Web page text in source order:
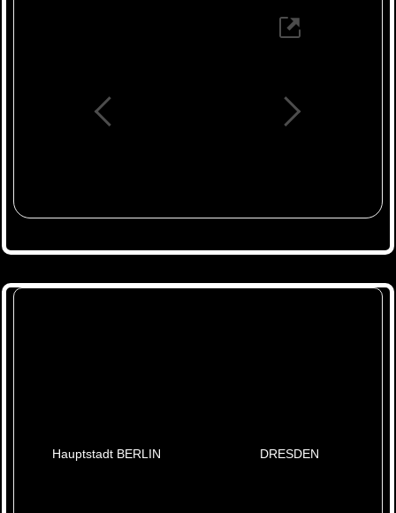
Hauptstadt BERLIN DRESDEN